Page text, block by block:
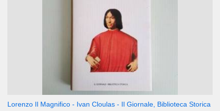
Lorenzo Il Magnifico - Ivan Cloulas - Il Giornale, Biblioteca Storica